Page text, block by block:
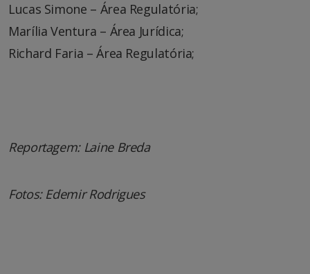
Lucas Simone – Área Regulatória;
Marília Ventura – Área Jurídica;
Richard Faria – Área Regulatória;
Reportagem: Laine Breda
Fotos: Edemir Rodrigues